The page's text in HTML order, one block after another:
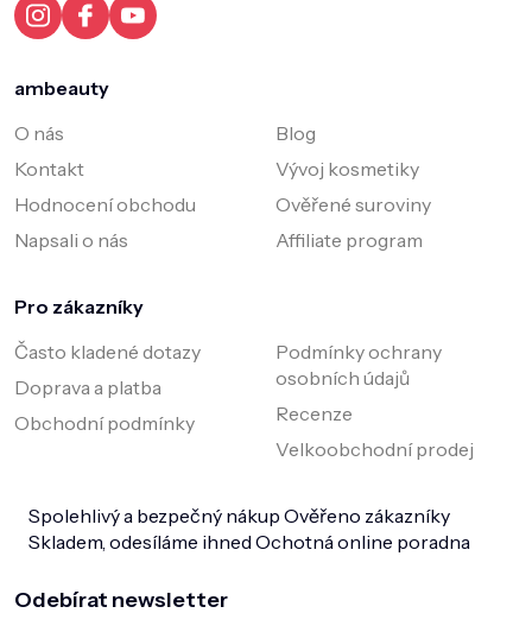
ambeauty
O nás
Kontakt
Hodnocení obchodu
Napsali o nás
Blog
Vývoj kosmetiky
Ověřené suroviny
Affiliate program
Pro zákazníky
Často kladené dotazy
Doprava a platba
Obchodní podmínky
Podmínky ochrany
osobních údajů
Recenze
Velkoobchodní prodej
Spolehlivý a bezpečný nákup Ověřeno zákazníky
Skladem, odesíláme ihned Ochotná online poradna
Odebírat newsletter